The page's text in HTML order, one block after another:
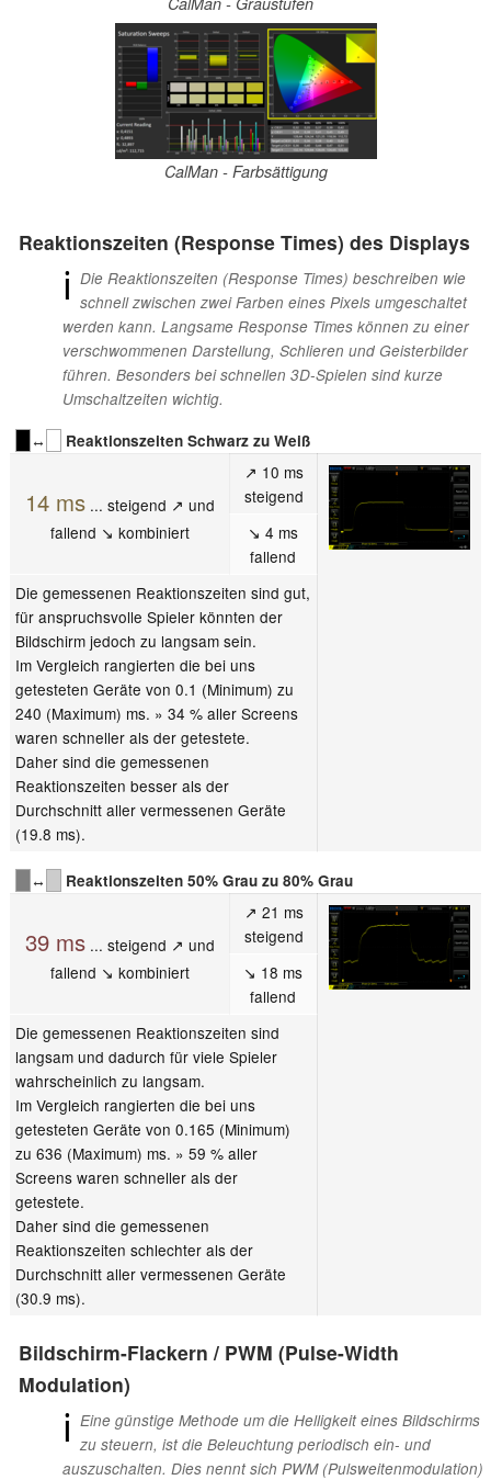
CalMan - Farbsättigung
Reaktionszeiten (Response Times) des Displays
ℹ Die Reaktionszeiten (Response Times) beschreiben wie
schnell zwischen zwei Farben eines Pixels umgeschaltet
werden kann. Langsame Response Times können zu einer
verschwommenen Darstellung, Schlieren und Geisterbilder
führen. Besonders bei schnellen 3D-Spielen sind kurze
Umschaltzeiten wichtig.
↔
Reaktionszeiten Schwarz zu Weiß
14 ms... steigend ↗ und
fallend ↘ kombiniert
↗ 10 ms
steigend
↘ 4 ms
fallend
Die gemessenen Reaktionszeiten sind gut,
für anspruchsvolle Spieler könnten der
Bildschirm jedoch zu langsam sein.
Im Vergleich rangierten die bei uns
getesteten Geräte von 0.1 (Minimum) zu
240 (Maximum) ms. » 34 % aller Screens
waren schneller als der getestete.
Daher sind die gemessenen
Reaktionszeiten besser als der
Durchschnitt aller vermessenen Geräte
(19.8 ms).
↔ Reaktionszeiten 50% Grau zu 80% Grau
39 ms... steigend ↗ und
fallend ↘ kombiniert
↗ 21 ms
steigend
↘ 18 ms
fallend
Die gemessenen Reaktionszeiten sind
langsam und dadurch für viele Spieler
wahrscheinlich zu langsam.
Im Vergleich rangierten die bei uns
getesteten Geräte von 0.165 (Minimum)
zu 636 (Maximum) ms. » 59 % aller
Screens waren schneller als der
getestete.
Daher sind die gemessenen
Reaktionszeiten schlechter als der
Durchschnitt aller vermessenen Geräte
(30.9 ms).
Bildschirm-Flackern / PWM (Pulse-Width
Modulation)
ℹ Eine günstige Methode um die Helligkeit eines Bildschirms
zu steuern, ist die Beleuchtung periodisch ein- und
auszuschalten. Dies nennt sich PWM (Pulsweitenmodulation)